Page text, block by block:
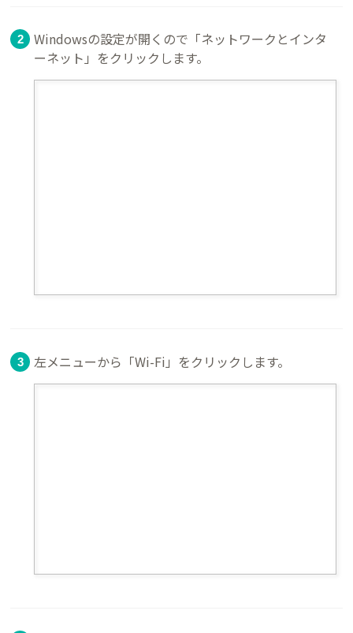
Windowsの設定が開くので「ネットワークとインタ
ーネット」をクリックします。
左メニューから「Wi-Fi」をクリックします。